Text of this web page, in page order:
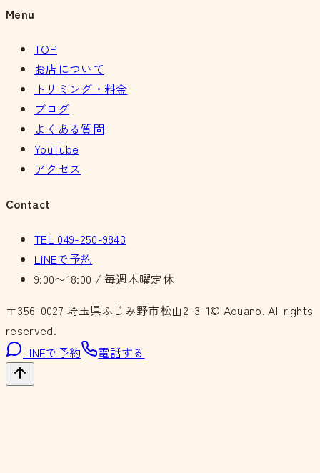
Menu
TOP
お店について
トリミング・料金
ブログ
よくある質問
YouTube
アクセス
Contact
TEL 049-250-9843
LINEで予約
9:00〜18:00 / 毎週木曜定休
〒356-0027 埼玉県ふじみ野市松山2-3-1© Aquano. All rights
reserved.
LINEで予約
電話する